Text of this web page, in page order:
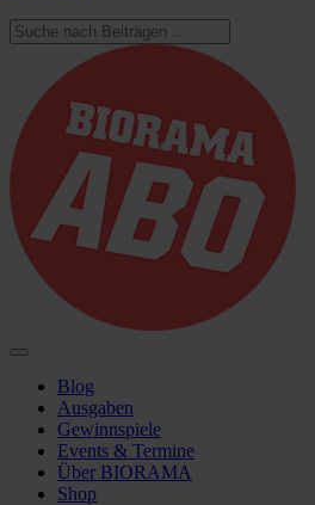
Blog
Ausgaben
Gewinnspiele
Events & Termine
Über BIORAMA
Shop